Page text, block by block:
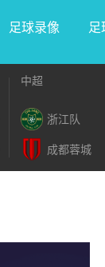
足球录像 足
中超
浙江队
成都蓉城